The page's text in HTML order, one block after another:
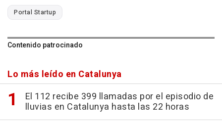
Portal Startup
Contenido patrocinado
Lo más leído en Catalunya
El 112 recibe 399 llamadas por el episodio de
lluvias en Catalunya hasta las 22 horas